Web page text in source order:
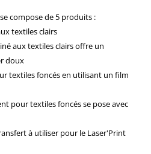
compose de 5 produits :
textiles clairs
aux textiles clairs offre un
doux
textiles foncés en utilisant un film
pour textiles foncés se pose avec
à utiliser pour le Laser'Print